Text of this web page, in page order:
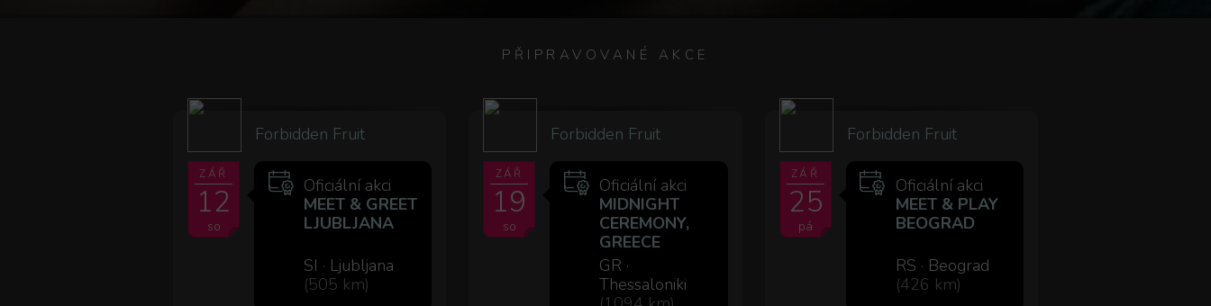
PŘIPRAVOVANÉ AKCE
Forbidden Fruit
ZÁŘ
12
so
Oficiální akci
MEET & GREET
LJUBLJANA
SI · Ljubljana
(505 km)
Forbidden Fruit
ZÁŘ
19
so
Oficiální akci
MIDNIGHT
CEREMONY,
GREECE
GR ·
Thessaloniki
Forbidden Fruit
ZÁŘ
25
pá
Oficiální akci
MEET & PLAY
BEOGRAD
RS · Beograd
(426 km)